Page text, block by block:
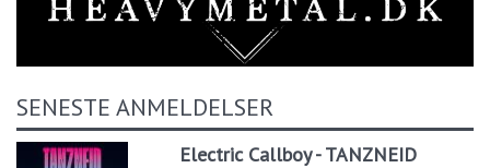
SENESTE ANMELDELSER
Electric Callboy - TANZNEID